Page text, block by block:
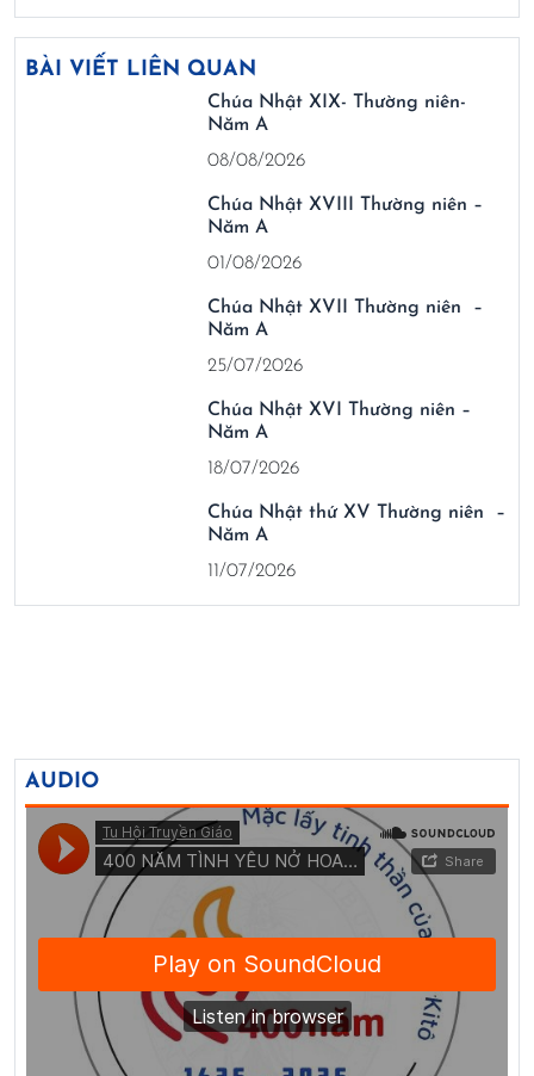
BÀI VIẾT LIÊN QUAN
Chúa Nhật XIX- Thường niên-
Năm A
08/08/2026
Chúa Nhật XVIII Thường niên –
Năm A
01/08/2026
Chúa Nhật XVII Thường niên –
Năm A
25/07/2026
Chúa Nhật XVI Thường niên –
Năm A
18/07/2026
Chúa Nhật thứ XV Thường niên –
Năm A
11/07/2026
AUDIO